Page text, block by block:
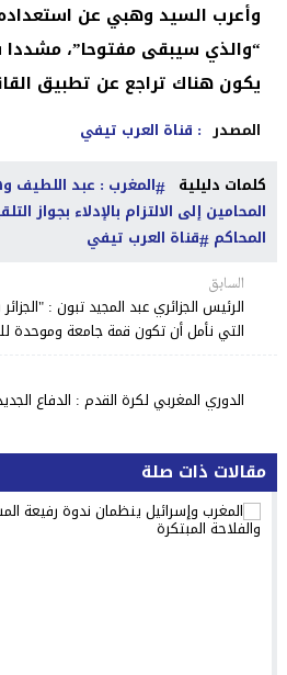
وأعرب السيد وهبي عن استعداده
“والذي سيبقى مفتوحا”، مشددا
يكون هناك تراجع عن تطبيق
المصدر : قناة العرب تيفي
كلمات دليلية
المغرب : عبد اللطيف
المحامين إلى الالتزام بالإدلاء بجواز
المحاكم قناة العرب تيفي
السابق
الرئيس الجزائري عبد المجيد تبون :
التي نأمل أن تكون قمة جامعة وموحدة
الدوري المغربي لكرة القدم : الدفاع
مقالات ذات صلة